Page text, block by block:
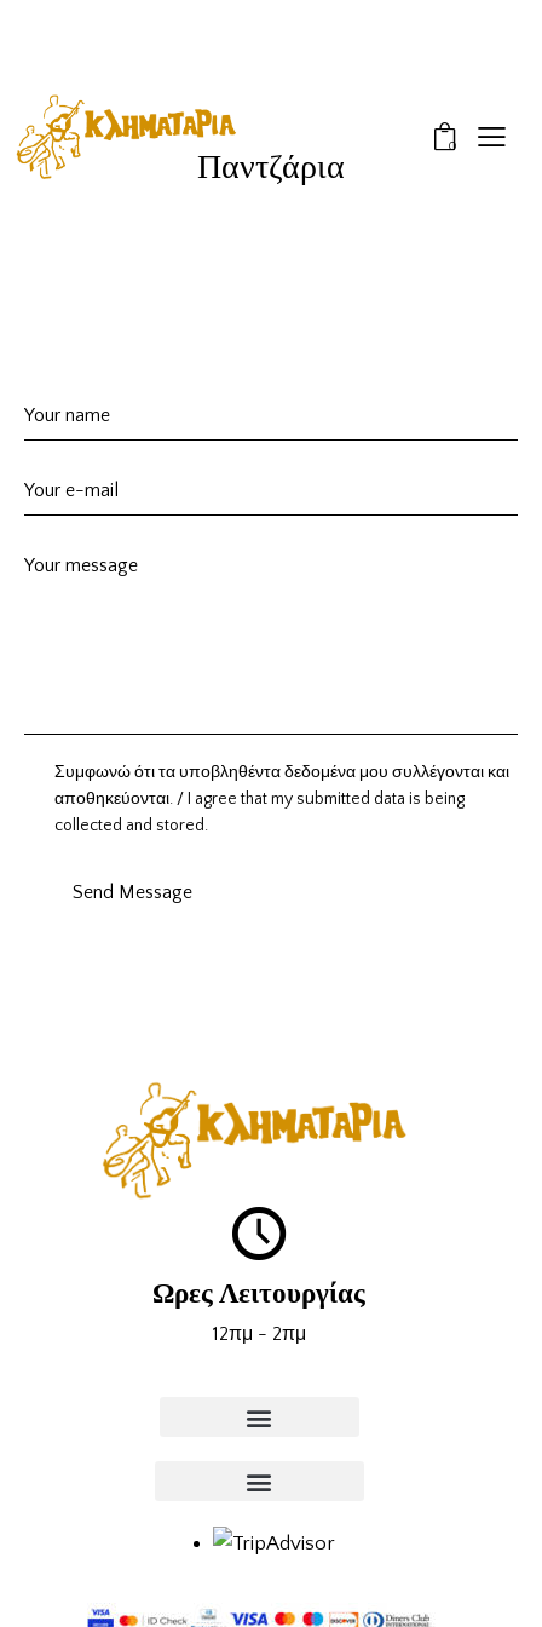
0
Παντζάρια
Συμφωνώ ότι τα υποβληθέντα δεδομένα μου συλλέγονται και
αποθηκεύονται. / I agree that my submitted data is being
collected and stored.
Send Message
Ωρες Λειτουργίας
12πμ - 2πμ